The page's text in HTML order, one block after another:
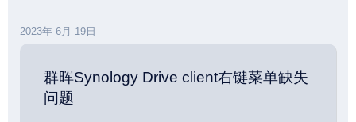
2023年 6月 19日
群晖Synology Drive client右键菜单缺失
问题